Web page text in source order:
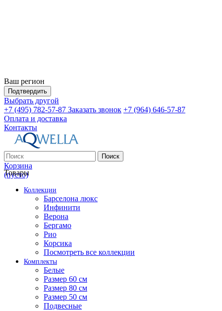
Ваш регион
Подтвердить
Выбрать другой
+7 (495) 782-57-87 Заказать звонок +7 (964) 646-57-87
Оплата и доставка
Контакты
Поиск
Корзина
(пусто)
Товары
Коллекции
Барселона люкс
Инфинити
Верона
Бергамо
Рио
Корсика
Посмотреть все коллекции
Комплекты
Белые
Размер 60 см
Размер 80 см
Размер 50 см
Подвесные